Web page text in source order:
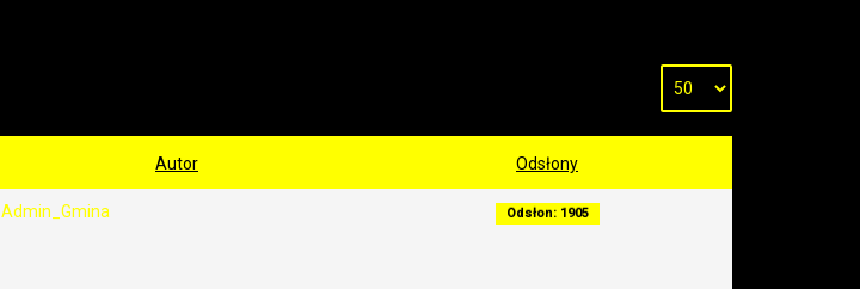
Autor Odsłony
Admin_Gmina Odsłon: 1905